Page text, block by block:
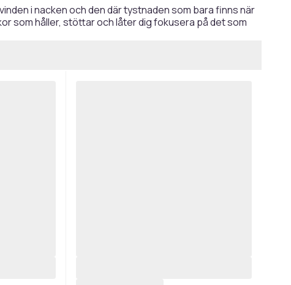
i nacken och den där tystnaden som bara finns när
som håller, stöttar och låter dig fokusera på det som